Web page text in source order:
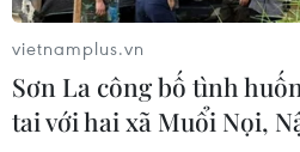
vietnamplus.vn
Sơn La công bố tình
tai với hai xã Muổi Nọi,